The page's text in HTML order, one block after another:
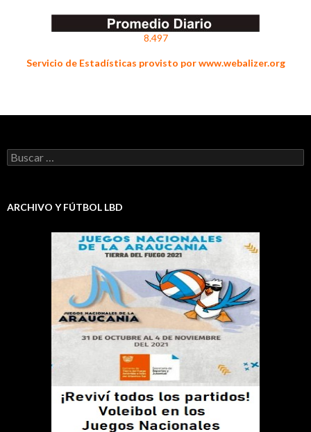
8.497
Servicio de Estadísticas provisto por www.webalizer.org
Buscar:
ARCHIVO Y FÚTBOL LBD